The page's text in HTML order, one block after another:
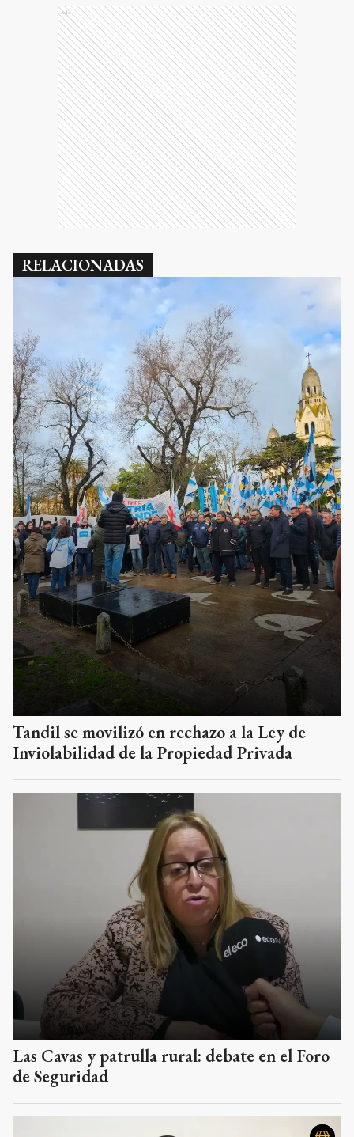
Ads
RELACIONADAS
Tandil se movilizó en rechazo a la Ley de
Inviolabilidad de la Propiedad Privada
Las Cavas y patrulla rural: debate en el Foro
de Seguridad